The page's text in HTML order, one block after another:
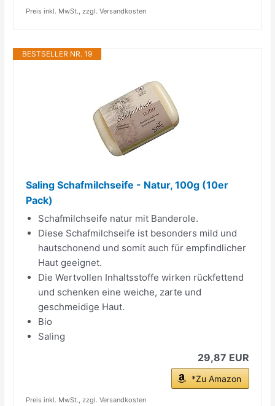
Preis inkl. MwSt., zzgl. Versandkosten
BESTSELLER NR. 19
Saling Schafmilchseife - Natur, 100g (10er
Pack)
Schafmilchseife natur mit Banderole.
Diese Schafmilchseife ist besonders mild und
hautschonend und somit auch für empfindlicher
Haut geeignet.
Die Wertvollen Inhaltsstoffe wirken rückfettend
und schenken eine weiche, zarte und
geschmeidige Haut.
Bio
Saling
29,87 EUR
*Zu Amazon
Preis inkl. MwSt., zzgl. Versandkosten